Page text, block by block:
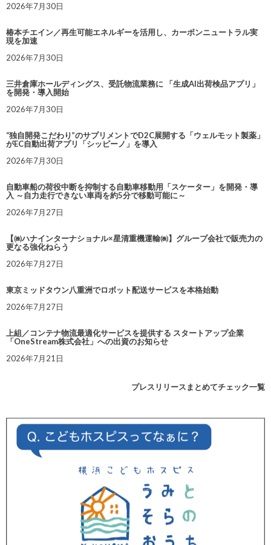
2026年7月30日
椿本チエイン／再生可能エネルギーを活用し、カーボンニュートラル実
現を加速
2026年7月30日
三井倉庫ホールディングス、受託物流業務に 「生成AI出荷検品アプリ」
を開発・導入開始
2026年7月30日
“独自開発こだわり”のサプリメントでD2C展開する「ウェルモット製薬」
がEC自動出荷アプリ「シッピーノ」を導入
2026年7月30日
自動車船の荷役中断を抑制する自動車移動用「スケーター」を開発・導
入 ～自力走行できない車両を約5分で移動可能に～
2026年7月27日
【㈱ハナインターナショナル×星清重機運輸㈱】グループ会社で販売力の
更なる強化ねらう
2026年7月27日
東京ミッドタウン八重洲でロボット配送サービスを本格始動
2026年7月27日
上組／コンテナ物流最適化サービスを提供する スタートアップ企業
「OneStream株式会社」への出資のお知らせ
2026年7月21日
プレスリリースまとめてチェック一覧